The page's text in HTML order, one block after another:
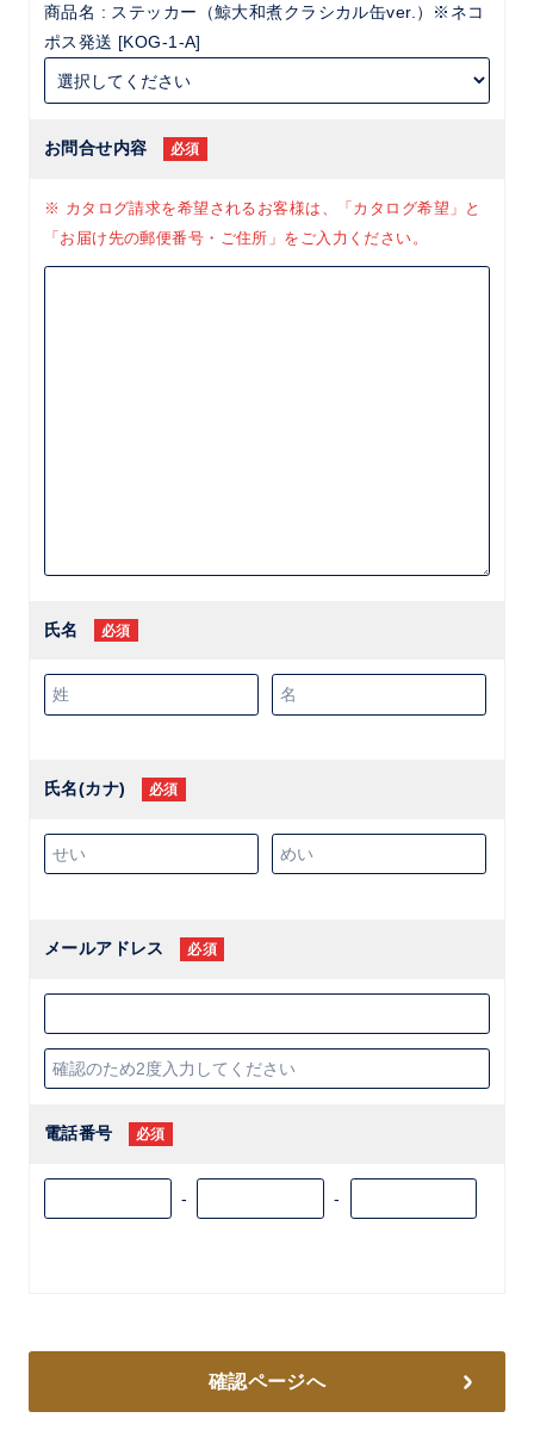
商品名 : ステッカー（鯨大和煮クラシカル缶ver.）※ネコ
ポス発送 [KOG-1-A]
お問合せ内容 必須
※ カタログ請求を希望されるお客様は、「カタログ希望」と
「お届け先の郵便番号・ご住所」をご入力ください。
氏名 必須
氏名(カナ) 必須
メールアドレス 必須
電話番号 必須
- -
確認ページへ